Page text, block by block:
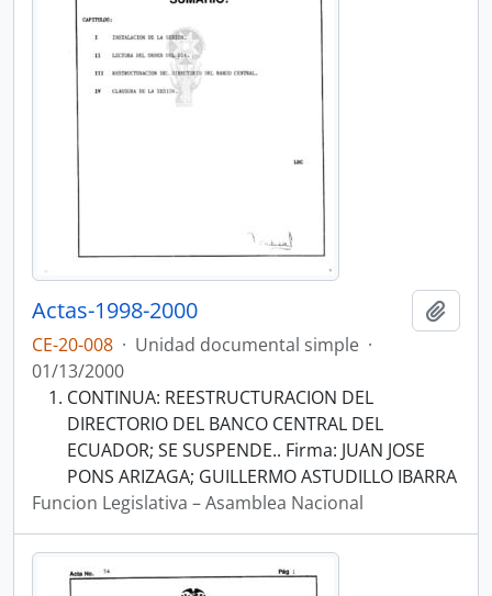
Actas-1998-2000
CE-20-008 · Unidad documental simple ·
01/13/2000
CONTINUA: REESTRUCTURACION DEL
DIRECTORIO DEL BANCO CENTRAL DEL
ECUADOR; SE SUSPENDE.. Firma: JUAN JOSE
PONS ARIZAGA; GUILLERMO ASTUDILLO IBARRA
Funcion Legislativa – Asamblea Nacional